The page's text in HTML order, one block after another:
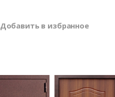
Добавить в избранное